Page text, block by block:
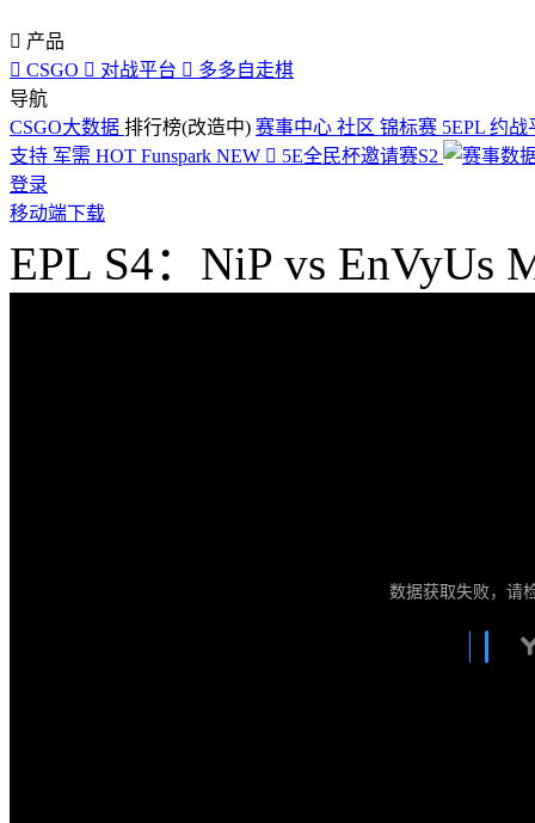
 产品
 CSGO  对战平台  多多自走棋
导航
CSGO大数据 排行榜(改造中) 赛事中心 社区 锦标赛 5EPL 约战
支持 军需 HOT Funspark NEW  5E全民杯邀请赛S2
登录
移动端下载
EPL S4：NiP vs EnVyUs
数据获取失败，请